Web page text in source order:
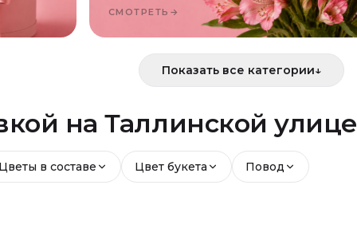
СМОТРЕТЬ →
Показать все категории↓
на Таллинской улице
Цветы в составе Цвет букета Повод